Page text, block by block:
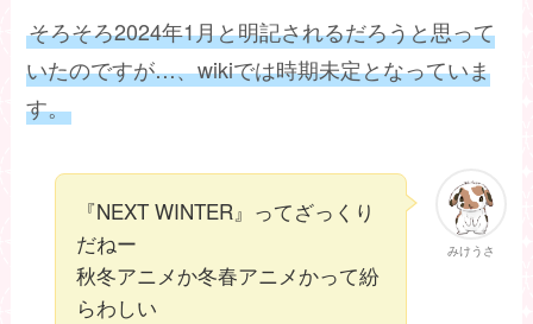
そろそろ2024年1月と明記されるだろうと思って
いたのですが…、wikiでは時期未定となっていま
す。
みけうさ
『NEXT WINTER』ってざっくり
だねー
秋冬アニメか冬春アニメかって紛
らわしい